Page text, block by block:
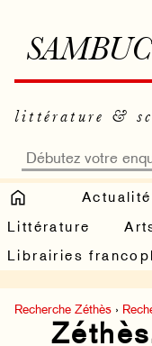
littérature &
Littérature
Librairies
Recherche Zéthès ›